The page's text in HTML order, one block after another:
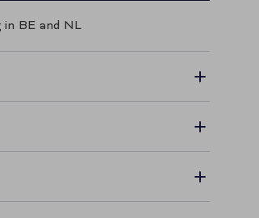
in BE and NL